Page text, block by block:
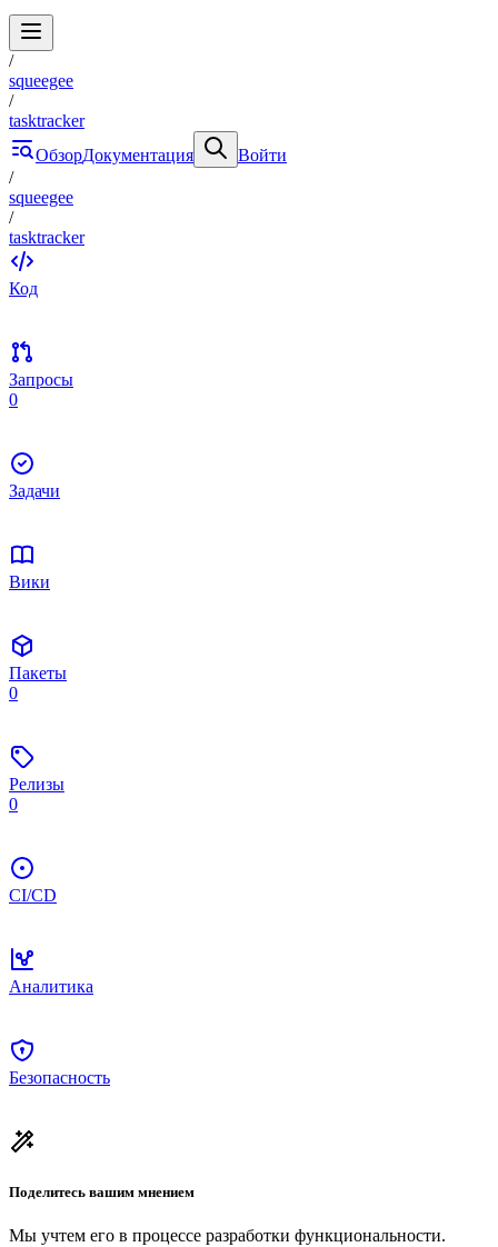
/
squeegee
/
tasktracker
ОбзорДокументация
Войти
/
squeegee
/
tasktracker
Код
Запросы
0
Задачи
Вики
Пакеты
0
Релизы
0
CI/CD
Аналитика
Безопасность
Поделитесь вашим мнением
Мы учтем его в процессе разработки функциональности.